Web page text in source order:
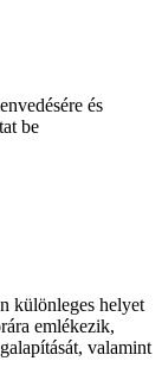
és
be
különleges helyet
emlékezik,
valamint